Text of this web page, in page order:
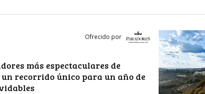
Ofrecido por
más espectaculares de
un recorrido único para un año de